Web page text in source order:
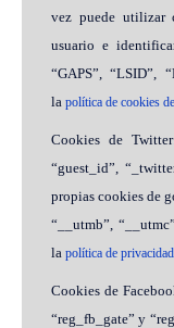
vez puede utilizar
usuario e
“GAPS”, “LSID”,
la política de cookies
Cookies de
“guest_id”,
propias cookies de
“__utmb”,
la política de
Cookies de
“reg_fb_gate” y